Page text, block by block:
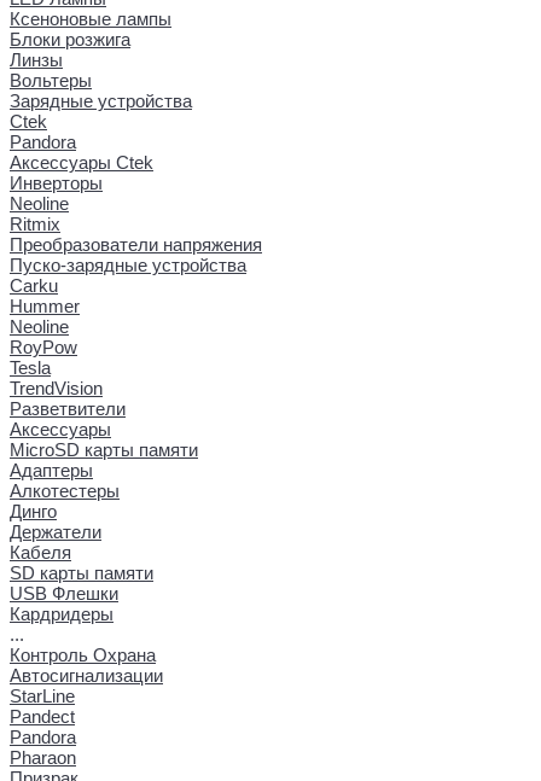
Ксеноновые лампы
Блоки розжига
Линзы
Вольтеры
Зарядные устройства
Ctek
Pandora
Аксессуары Ctek
Инверторы
Neoline
Ritmix
Преобразователи напряжения
Пуско-зарядные устройства
Carku
Hummer
Neoline
RoyPow
Tesla
TrendVision
Разветвители
Аксессуары
MicroSD карты памяти
Адаптеры
Алкотестеры
Динго
Держатели
Кабеля
SD карты памяти
USB Флешки
Кардридеры
...
Контроль Охрана
Автосигнализации
StarLine
Pandect
Pandora
Pharaon